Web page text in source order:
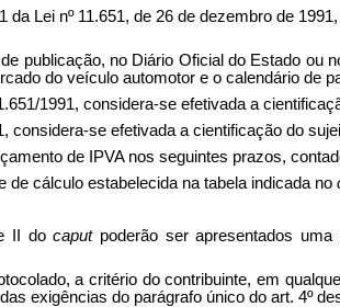
Lei nº 11.651, de 26 de dezembro de
publicação, no Diário Oficial do Estado
do veículo automotor e o calendário de
1991, considera-se efetivada a
considera-se efetivada a cientificação do
de IPVA nos seguintes prazos,
de cálculo estabelecida na tabela indicada no
e II docaputpoderão ser apresentados
a critério do contribuinte, em
exigências do parágrafo único do art. 4º